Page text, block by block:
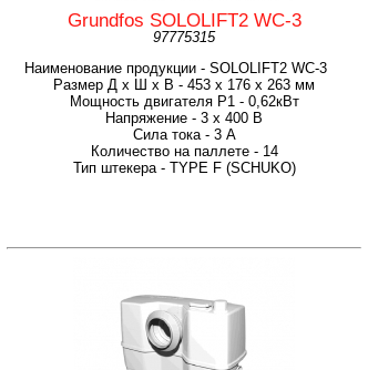
Grundfos SOLOLIFT2 WC-3
97775315
Наименование продукции - SOLOLIFT2 WC-3
Размер Д x Ш x В - 453 х 176 х 263 мм
Мощность двигателя P1 - 0,62кВт
Напряжение - 3 x 400 В
Сила тока - 3 A
Количество на паллете - 14
Тип штекера - TYPE F (SCHUKO)